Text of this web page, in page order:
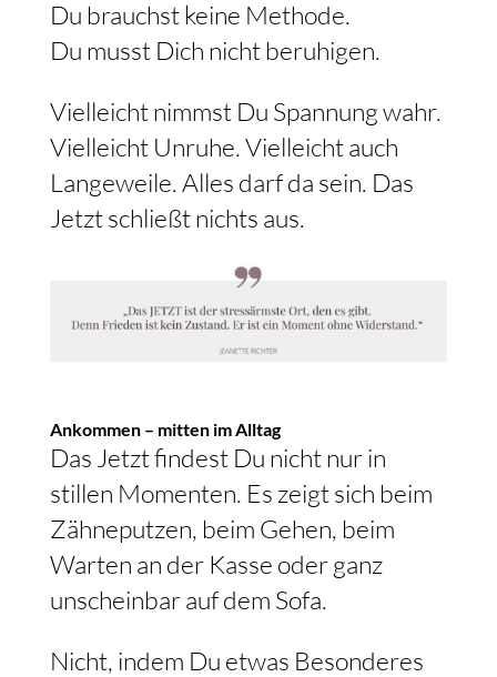
Du brauchst keine Methode.
Du musst Dich nicht beruhigen.
Vielleicht nimmst Du Spannung wahr.
Vielleicht Unruhe. Vielleicht auch
Langeweile. Alles darf da sein. Das
Jetzt schließt nichts aus.
Ankommen – mitten im Alltag
Das Jetzt findest Du nicht nur in
stillen Momenten. Es zeigt sich beim
Zähneputzen, beim Gehen, beim
Warten an der Kasse oder ganz
unscheinbar auf dem Sofa.
Nicht, indem Du etwas Besonderes